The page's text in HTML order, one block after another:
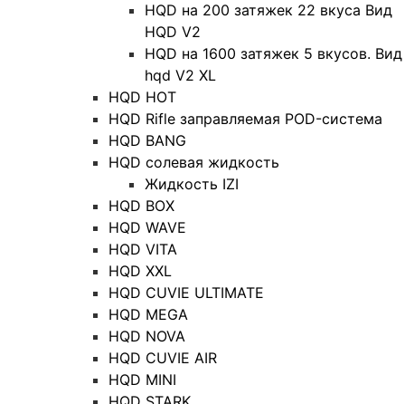
HQD на 200 затяжек 22 вкуса Вид
HQD V2
HQD на 1600 затяжек 5 вкусов. Вид
hqd V2 XL
HQD HOT
HQD Rifle заправляемая POD-система
HQD BANG
HQD солевая жидкость
Жидкость IZI
HQD BOX
HQD WAVE
HQD VITA
HQD XXL
HQD CUVIE ULTIMATE
HQD MEGA
HQD NOVA
HQD CUVIE AIR
HQD MINI